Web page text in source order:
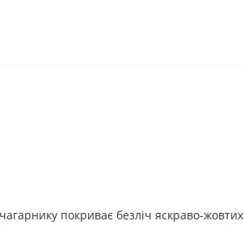
покриває безліч яскраво-жовтих